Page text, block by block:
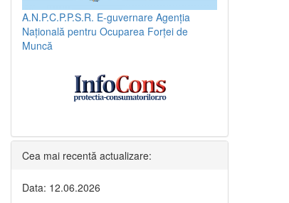
A.N.P.C.P.P.S.R. E-guvernare Agenția
Națională pentru Ocuparea Forței de
Muncă
Cea mai recentă actualizare:
Data: 12.06.2026